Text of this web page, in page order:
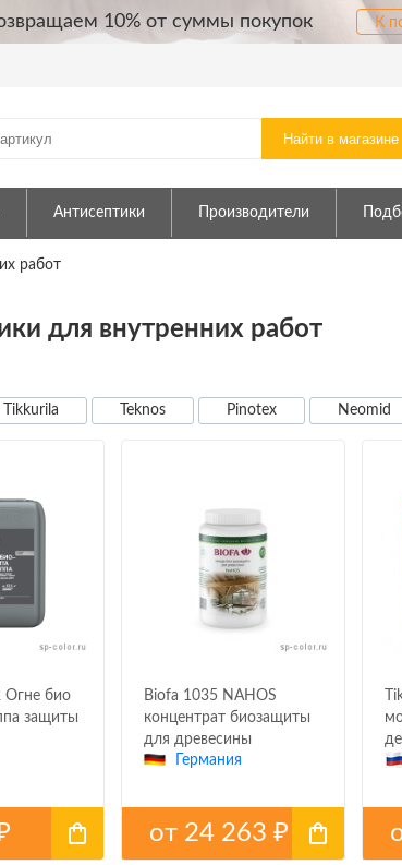
10% от суммы покупок К
Найти в магазине
Антисептики Производители
работ
для внутренних работ
Tikkurila Teknos Pinotex Neomid
Огне био
защиты
Biofa 1035 NAHOS
концентрат биозащиты
для древесины
Германия
от 24 263 ₽